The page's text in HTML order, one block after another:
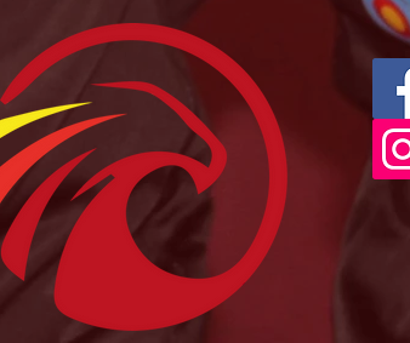
die Möglichkeit bietet, sich
über die geleistete Arbeit
in den verschiedenen
Referaten zu informieren,
Fragen zu stellen und
eigene Meinungen
einzubringen. Sie lebt
davon, dass...